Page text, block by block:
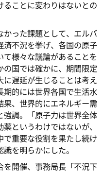
ることに変わりはないとの
った課題として、エルバ
済不況を挙げ、各国の原子
て様々な議論があることを
国では確かに、期間限定
に遅延が生じることは考え
期的には世界各国で生活水
果、世界的にエネルギー需
強調。「原子力は世界全体
というわけではないが、
重要な役割を果たし続け
を明らかにした。